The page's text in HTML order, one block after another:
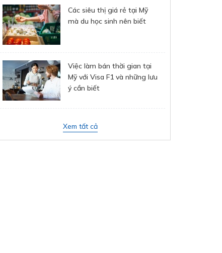
Các siêu thị giá rẻ tại Mỹ
mà du học sinh nên biết
Việc làm bán thời gian tại
Mỹ với Visa F1 và những lưu
ý cần biết
Xem tất cả